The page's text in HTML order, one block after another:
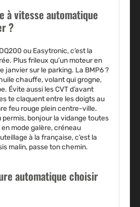
à vitesse automatique
?
ou Easytronic, c’est la
Plus frileux qu’un moteur en
janvier sur le parking. La BMP6 ?
chauffe, volant qui grogne,
Évite aussi les CVT d’avant
te claquent entre les doigts au
feu rouge plein centre-ville.
permis, bonjour la vidange toutes
mode galère, créneau
à la française, c’est la
malin, passe ton chemin.
automatique choisir